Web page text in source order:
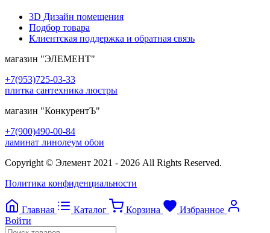
3D Дизайн помещения
Подбор товара
Клиентская поддержка и обратная связь
магазин "ЭЛЕМЕНТ"
+7(953)725-03-33
плитка сантехника люстры
магазин "КонкурентЪ"
+7(900)490-00-84
ламинат линолеум обои
Copyright © Элемент 2021 - 2026 All Rights Reserved.
Политика конфиденциальности
Главная Каталог Корзина
Избранное
Войти